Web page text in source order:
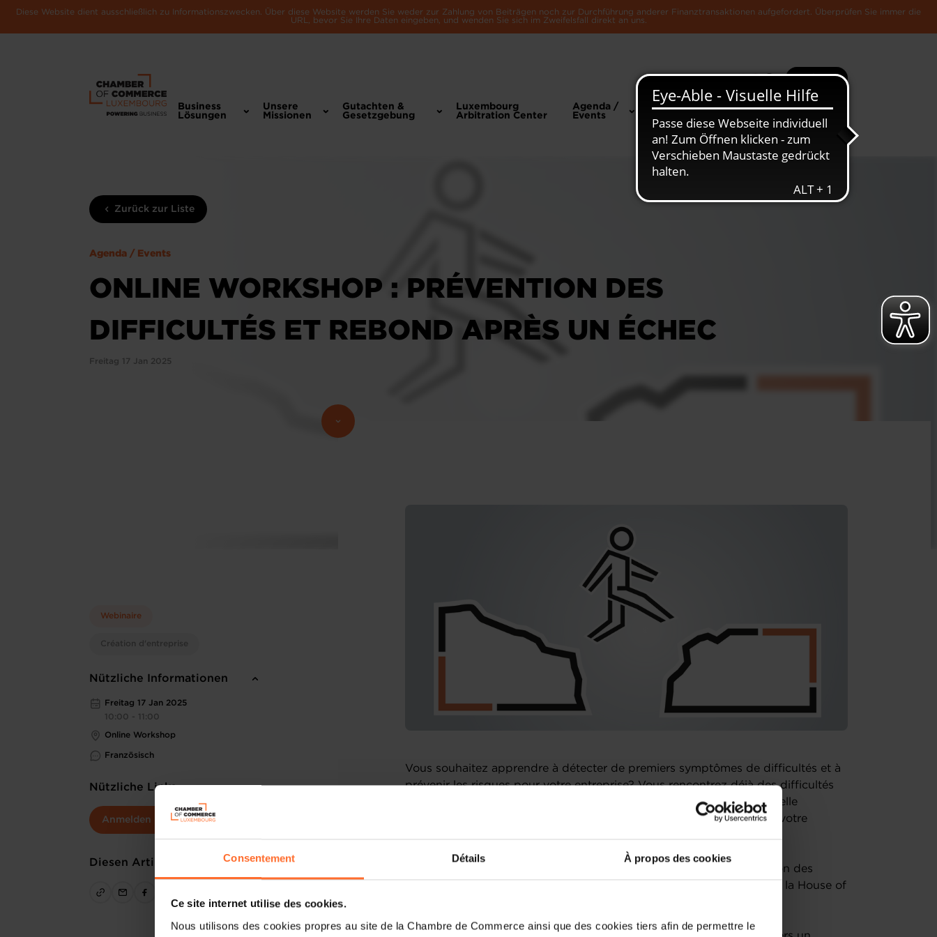
Consentement Détails À propos des cookies
Ce site internet utilise des cookies.
Nous utilisons des cookies propres au site de la Chambre de Commerce ainsi que des cookies tiers afin de permettre le
Diese Website dient ausschließlich zu Informationszwecken. Über diese Website werden Sie weder zur Zahlung von Beiträgen noch zur Durchführung anderer Finanztransaktionen aufgefordert. Überprüfen Sie immer die
URL, bevor Sie Ihre Daten eingeben, und wenden Sie sich im Zweifelsfall direkt an uns.
Suche Mehr
Business
Lösungen
Unsere
Missionen
Gutachten &
Gesetzgebung
Luxembourg
Arbitration Center
Agenda /
Events
News &
Die Luxemburger
Zurück zur Liste
Agenda / Events
ONLINE WORKSHOP : PRÉVENTION DES
DIFFICULTÉS ET REBOND APRÈS UN ÉCHEC
Freitag 17 Jan 2025
Webinaire
Création d'entreprise
Nützliche Informationen
Freitag 17 Jan 2025
10:00 - 11:00
Online Workshop
Französisch
Nützliche Links
Anmelden
Diesen Artikel teilen
Vous souhaitez apprendre à détecter de premiers symptômes de difficultés et à
prévenir les risques pour votre entreprise? Vous rencontrez déjà des difficultés
et vous ne savez pas comment agir ? Vous souhaitez créer une nouvelle
entreprise au Luxembourg après l'arrêt volontaire ou involontaire de votre
Nous vous invitons à participer à notre webinaire intitulé : "Prévention des
difficultés et rebond après un échec ", présenté par les conseillers de la House of